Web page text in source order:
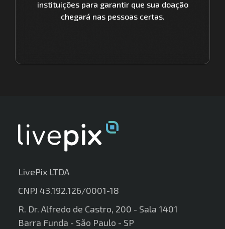
instituições para garantir que sua doação
chegará nas pessoas certas.
LivePix LTDA
CNPJ 43.192.126/0001-18
R. Dr. Alfredo de Castro, 200 - Sala 1401
Barra Funda - São Paulo - SP